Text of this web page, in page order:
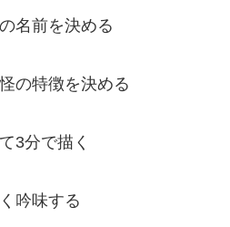
名前を決める
の特徴を決める
3分で描く
吟味する